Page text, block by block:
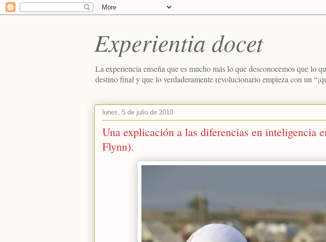
Experientia docet
La experiencia enseña que es mucho más lo que desconocemos que lo
destino final y que lo verdaderamente revolucionario empieza con un
lunes, 5 de julio de 2010
Una explicación a las diferencias en inteligencia
Flynn).